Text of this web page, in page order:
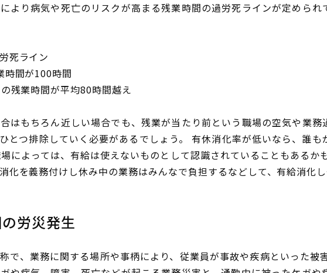
より病気や死亡のリスクが高まる残業時間の過労死ラインが定めら
死ライン
時間が100時間
残業時間が平均80時間越え
はもちろん近しい場合でも、残業が当たり前という職場の空気や業務
とつ排除していく必要があるでしょう。 有休消化率が低いなら、誰
によっては、有給は使えないものとして認識されていることもあるか
化を義務付けし休み中の業務はみんなで負担するなどして、有給消化し
労災発生
で、業務に関する場所や事柄により、従業員が事故や疾病といった被